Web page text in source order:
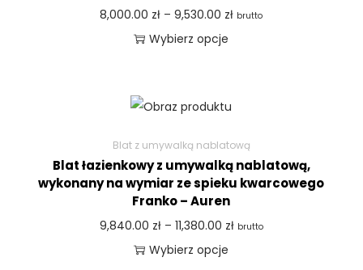
8,000.00 zł – 9,530.00 zł brutto
Wybierz opcje
Blat z umywalką nablatową
Blat łazienkowy z umywalką nablatową,
wykonany na wymiar ze spieku kwarcowego
Franko – Auren
9,840.00 zł – 11,380.00 zł brutto
Wybierz opcje